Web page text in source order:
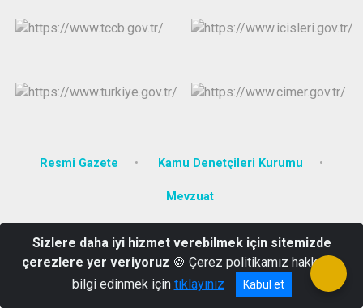
Resmi Gazete Kamu Denetçileri Kurumu
Mevzuat
Seviller Mah. Sakarya Cd. No:42 Hükümet Konağı
0374 311 6008
Sizlere daha iyi hizmet verebilmek için sitemizde
çerezlere yer veriyoruz 🍪 Çerez politikamız hakkında
bilgi edinmek için tıklayınız Kabul et